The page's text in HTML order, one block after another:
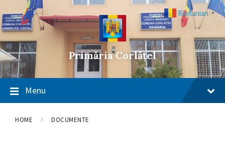
to
content
to
main
navigation
to
footer
Primăria Corlățel
Menu
HOME DOCUMENTE
Romanian ▼